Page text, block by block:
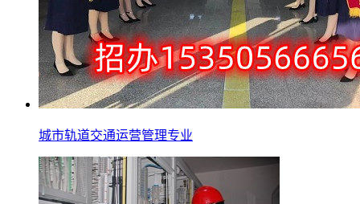
城市轨道交通运营管理专业